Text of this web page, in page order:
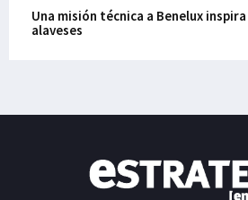
Una misión técnica a Benelux
alaveses